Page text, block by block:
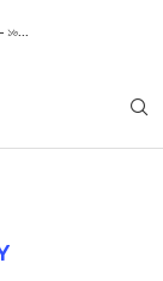
১৬...